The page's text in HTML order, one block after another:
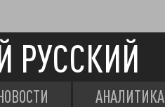
РУССКИЙ
АНАЛИТИКА